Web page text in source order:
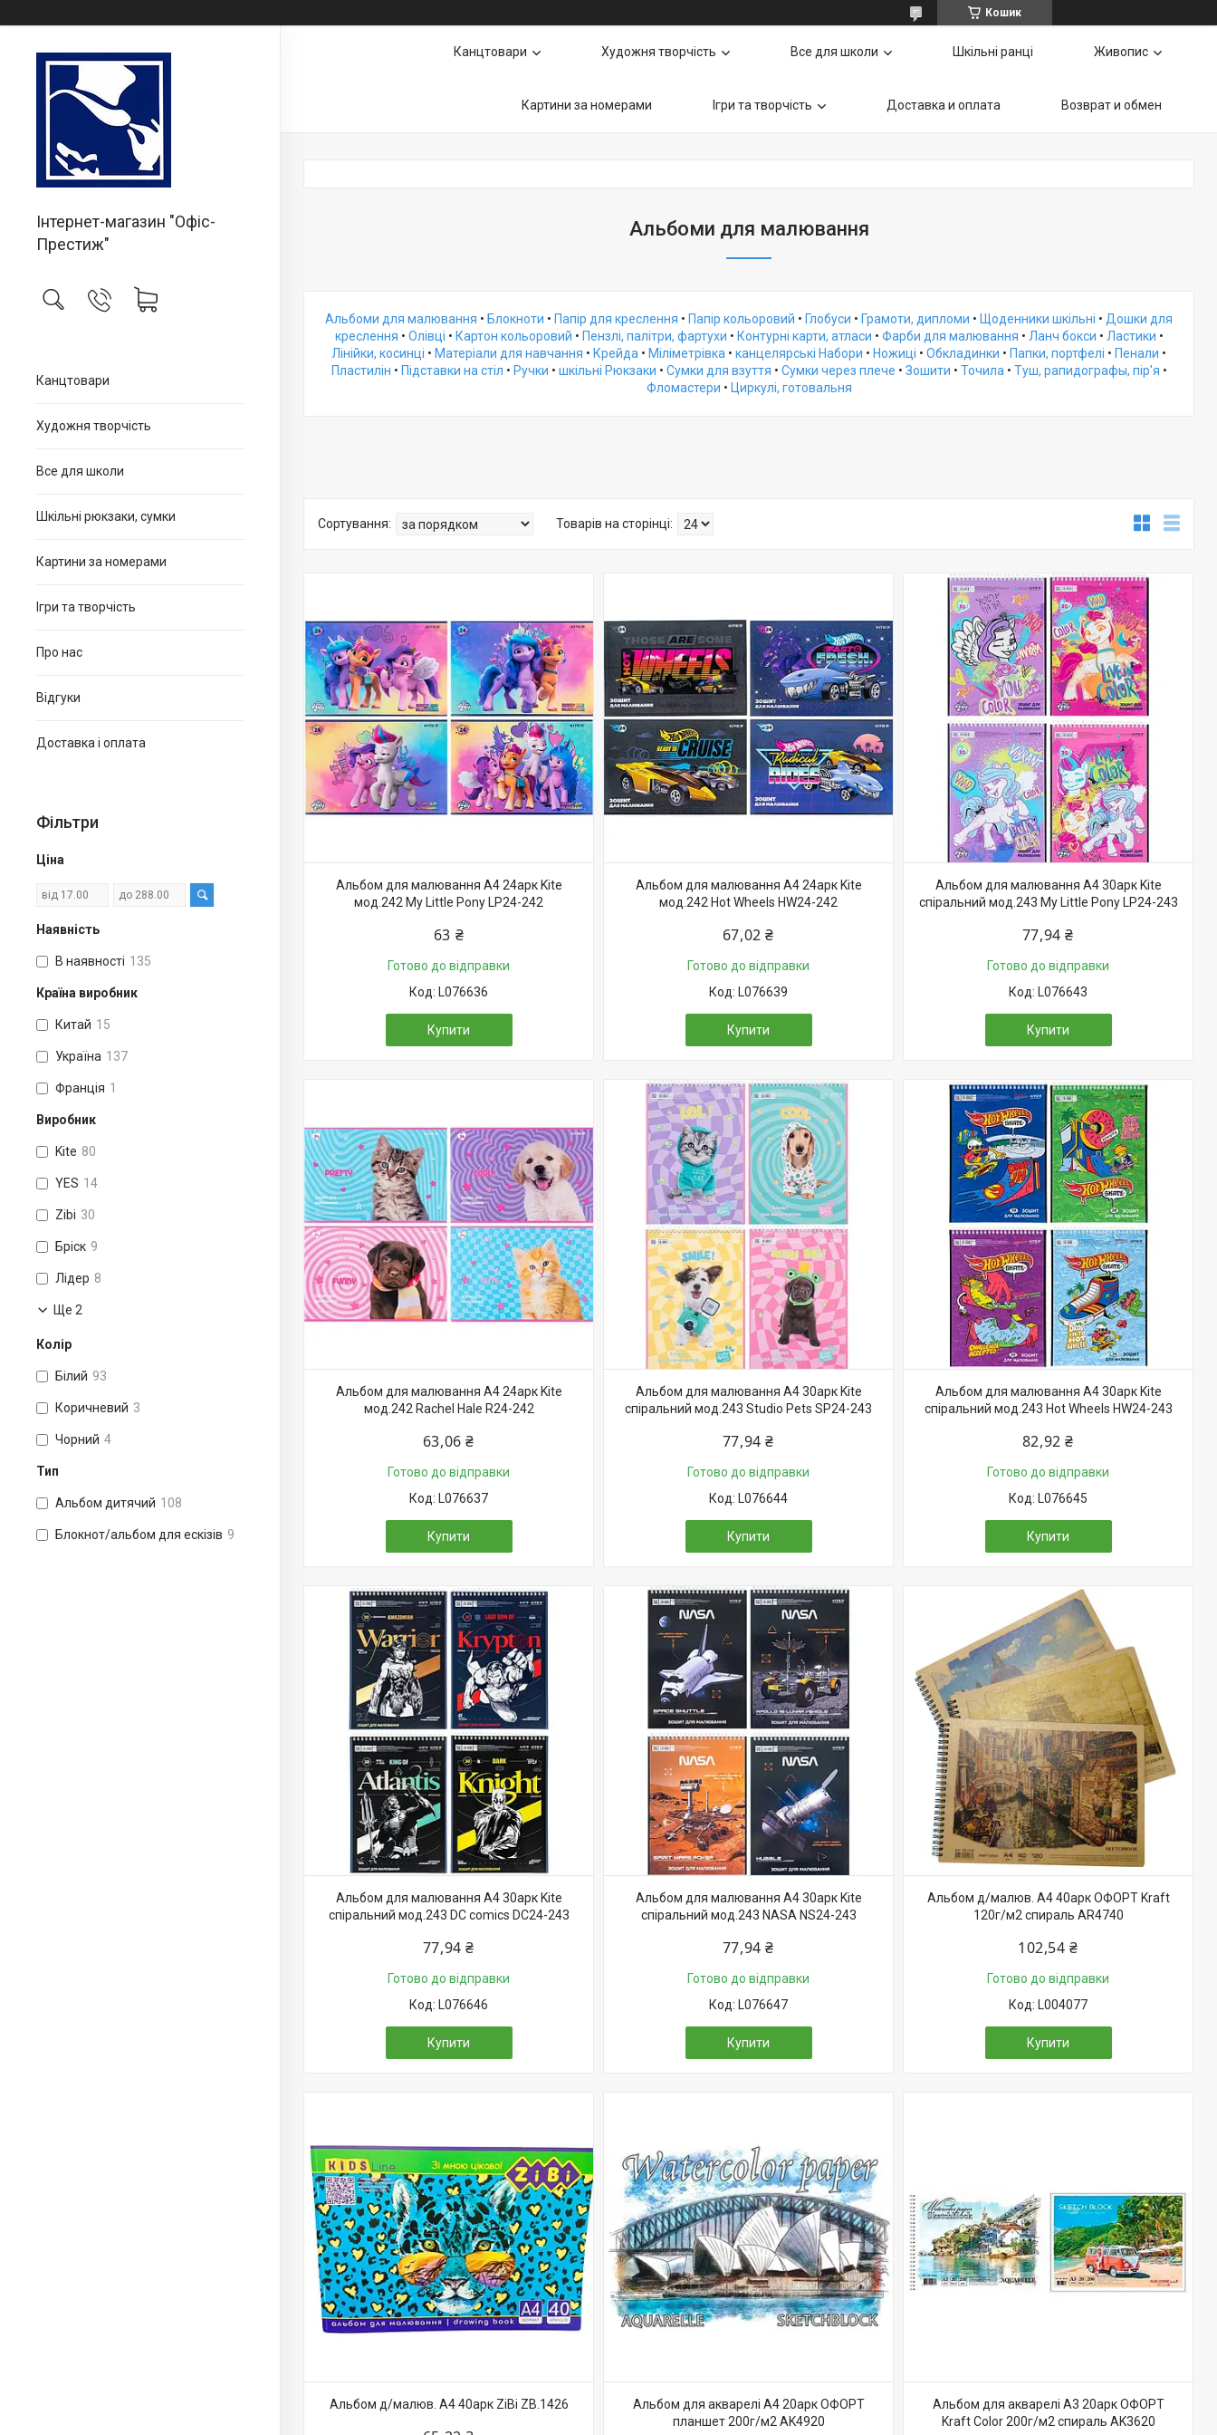
Кошик
Інтернет-магазин "Офіс-
Престиж"
Канцтовари
Художня творчість
Все для школи
Шкільні рюкзаки, сумки
Картини за номерами
Ігри та творчість
Про нас
Відгуки
Доставка і оплата
Фільтри
Ціна
Наявність
В наявності 135
Країна виробник
Китай 15
Україна 137
Франція 1
Виробник
Kite 80
YES 14
Zibi 30
Бріск 9
Лідер 8
Ще 2
Колір
Білий 93
Коричневий 3
Чорний 4
Тип
Альбом дитячий 108
Блокнот/альбом для ескізів 9
Канцтовари Художня творчість Все для школи Шкільні ранці Живопис
Картини за номерами Ігри та творчість Доставка и оплата Возврат и обмен
Альбоми для малювання
Альбоми для малювання • Блокноти • Папір для креслення • Папір кольоровий • Глобуси • Грамоти, дипломи • Щоденники шкільні • Дошки для
креслення • Олівці • Картон кольоровий • Пензлі, палітри, фартухи • Контурні карти, атласи • Фарби для малювання • Ланч бокси • Ластики •
Лінійки, косинці • Матеріали для навчання • Крейда • Міліметрівка • канцелярські Набори • Ножиці • Обкладинки • Папки, портфелі • Пенали •
Пластилін • Підставки на стіл • Ручки • шкільні Рюкзаки • Сумки для взуття • Сумки через плече • Зошити • Точила • Туш, рапидографы, пір'я •
Фломастери • Циркулі, готовальня
Альбом для малювання А4 24арк Kite
мод.242 My Little Pony LP24-242
63 ₴
Готово до відправки
L076636
Купити
Альбом для малювання А4 24арк Kite
мод.242 Hot Wheels HW24-242
67,02 ₴
Готово до відправки
L076639
Купити
Альбом для малювання А4 30арк Kite
спіральний мод.243 My Little Pony LP24-243
77,94 ₴
Готово до відправки
L076643
Купити
Альбом для малювання А4 24арк Kite
мод.242 Rachel Hale R24-242
63,06 ₴
Готово до відправки
L076637
Купити
Альбом для малювання А4 30арк Kite
спіральний мод.243 Studio Pets SP24-243
77,94 ₴
Готово до відправки
L076644
Купити
Альбом для малювання А4 30арк Kite
спіральний мод.243 Hot Wheels HW24-243
82,92 ₴
Готово до відправки
L076645
Купити
Альбом для малювання А4 30арк Kite
спіральний мод.243 DC comics DC24-243
77,94 ₴
Готово до відправки
L076646
Купити
Альбом для малювання А4 30арк Kite
спіральний мод.243 NASA NS24-243
77,94 ₴
Готово до відправки
L076647
Купити
Альбом д/малюв. А4 40арк ОФОРТ Kraft
120г/м2 спираль AR4740
102,54 ₴
Готово до відправки
L004077
Купити
Альбом д/малюв. А4 40арк ZiBi ZB.1426
Альбом для акварелі А4 20арк ОФОРТ
планшет 200г/м2 AK4920
Альбом для акварелі А3 20арк ОФОРТ
Kraft Color 200г/м2 спираль AK3620